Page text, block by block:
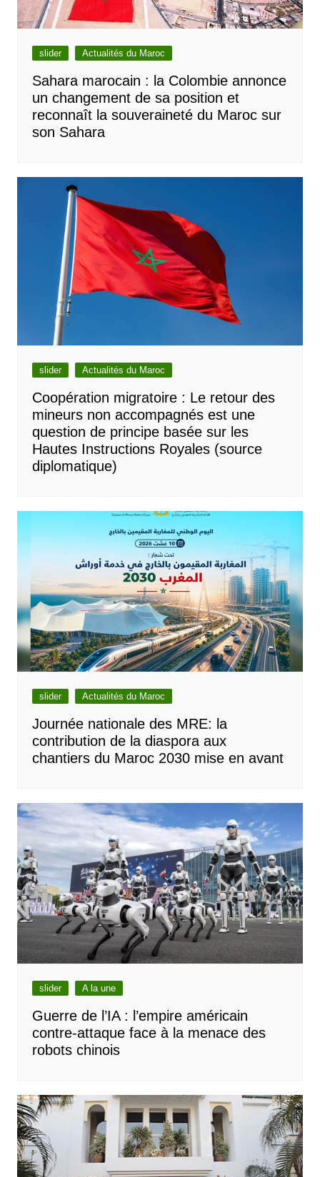
slider Actualités du Maroc
Sahara marocain : la Colombie annonce
un changement de sa position et
reconnaît la souveraineté du Maroc sur
son Sahara
slider Actualités du Maroc
Coopération migratoire : Le retour des
mineurs non accompagnés est une
question de principe basée sur les
Hautes Instructions Royales (source
diplomatique)
slider Actualités du Maroc
Journée nationale des MRE: la
contribution de la diaspora aux
chantiers du Maroc 2030 mise en avant
slider A la une
Guerre de l’IA : l’empire américain
contre-attaque face à la menace des
robots chinois